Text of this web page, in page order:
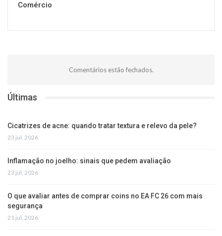
Comércio
Comentários estão fechados.
Últimas
Cicatrizes de acne: quando tratar textura e relevo da pele?
23 jul, 2026
Inflamação no joelho: sinais que pedem avaliação
23 jul, 2026
O que avaliar antes de comprar coins no EA FC 26 com mais
segurança
21 jul, 2026